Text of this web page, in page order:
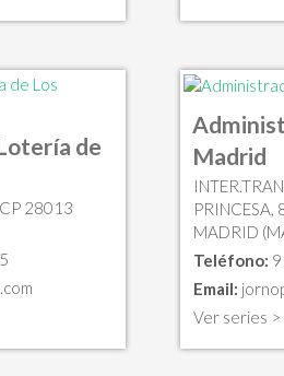
de
CP 28013
Madrid
PRINCESA,
MADRID
Teléfono:
Email:
Ver series >